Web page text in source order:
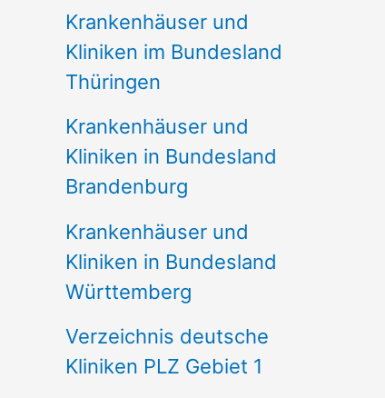
Krankenhäuser und
Kliniken im Bundesland
Thüringen
Krankenhäuser und
Kliniken in Bundesland
Brandenburg
Krankenhäuser und
Kliniken in Bundesland
Württemberg
Verzeichnis deutsche
Kliniken PLZ Gebiet 1